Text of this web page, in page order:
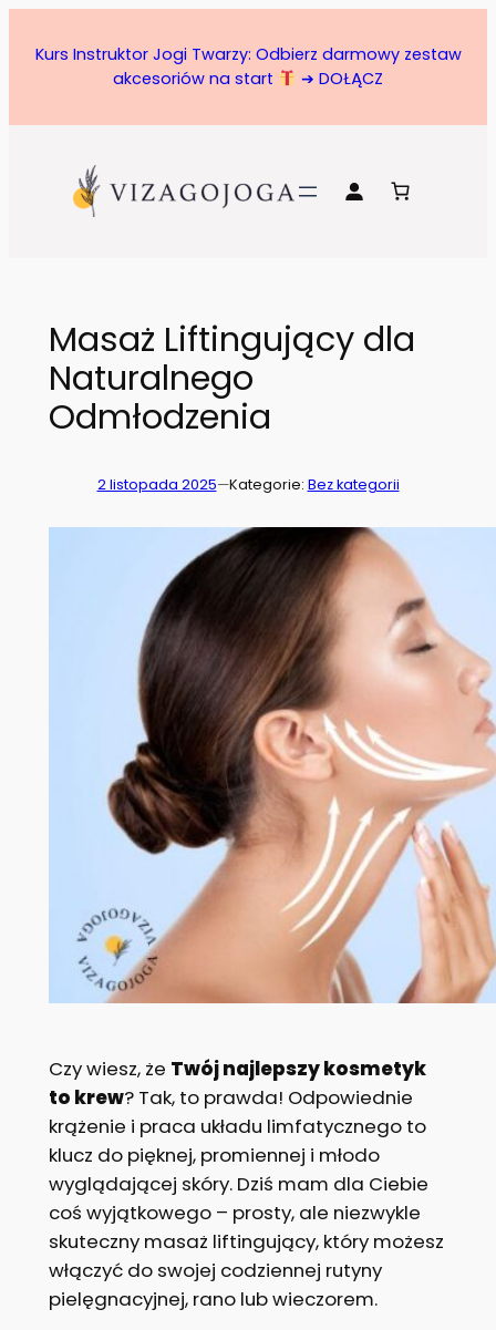
Kurs Instruktor Jogi Twarzy: Odbierz darmowy zestaw
akcesoriów na start
➔ DOŁĄCZ
Masaż Liftingujący dla
Naturalnego
Odmłodzenia
2 listopada 2025—Kategorie: Bez kategorii
Czy wiesz, że Twój najlepszy kosmetyk
to krew? Tak, to prawda! Odpowiednie
krążenie i praca układu limfatycznego to
klucz do pięknej, promiennej i młodo
wyglądającej skóry. Dziś mam dla Ciebie
coś wyjątkowego – prosty, ale niezwykle
skuteczny masaż liftingujący, który możesz
włączyć do swojej codziennej rutyny
pielęgnacyjnej, rano lub wieczorem.